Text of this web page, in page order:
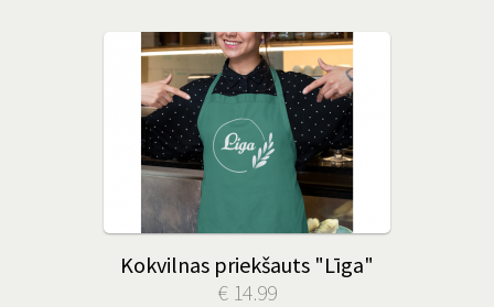
Kokvilnas priekšauts "Līga"
€ 14.99